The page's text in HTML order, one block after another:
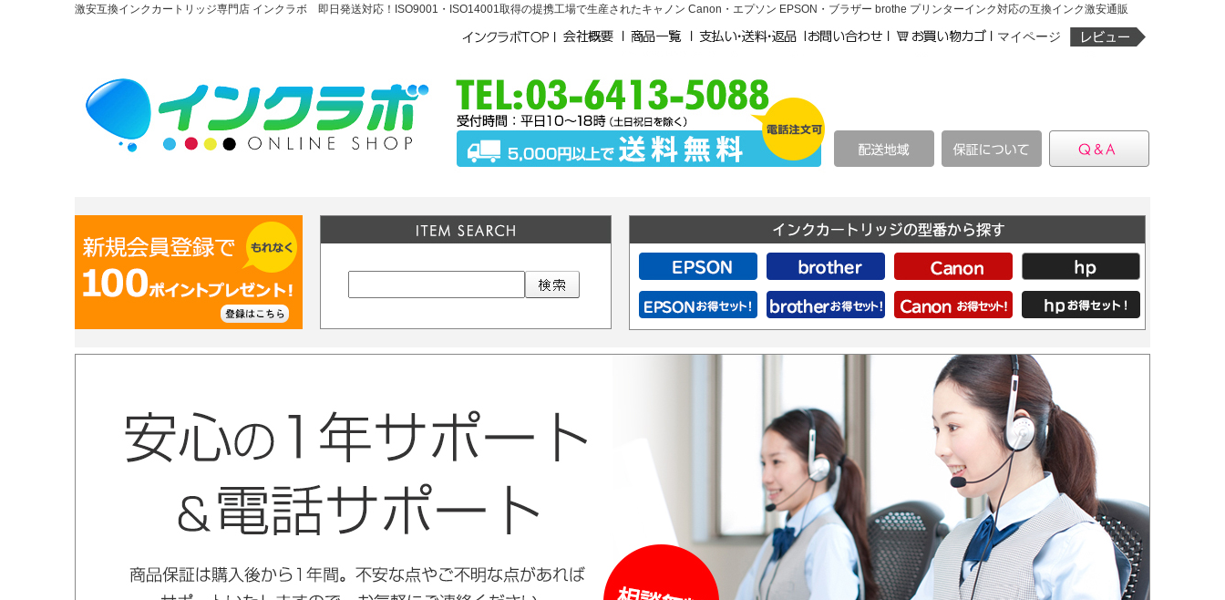
激安互換インクカートリッジ専門店 インクラボ 即日発送対応！ISO9001・ISO14001取得の提携工場で生産されたキャノン Canon・エプソン EPSON・ブラザー brothe プリンターインク対応の互換インク激安通販
マイページ